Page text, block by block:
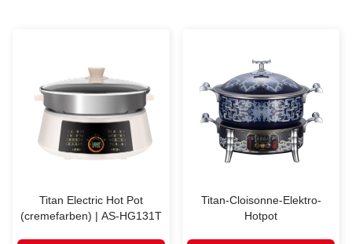
Titan Electric Hot Pot
(cremefarben) | AS-HG131T
Titan-Cloisonne-Elektro-
Hotpot